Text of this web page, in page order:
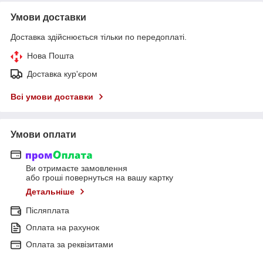
Умови доставки
Доставка здійснюється тільки по передоплаті.
Нова Пошта
Доставка кур'єром
Всі умови доставки
Умови оплати
Ви отримаєте замовлення
або гроші повернуться на вашу картку
Детальніше
Післяплата
Оплата на рахунок
Оплата за реквізитами